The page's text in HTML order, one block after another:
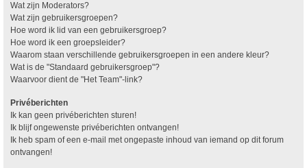
Wat zijn Moderators?
Wat zijn gebruikersgroepen?
Hoe word ik lid van een gebruikersgroep?
Hoe word ik een groepsleider?
Waarom staan verschillende gebruikersgroepen in een andere kleur?
Wat is de "Standaard gebruikersgroep"?
Waarvoor dient de "Het Team"-link?
Privéberichten
Ik kan geen privéberichten sturen!
Ik blijf ongewenste privéberichten ontvangen!
Ik heb spam of een e-mail met ongepaste inhoud van iemand op dit forum
ontvangen!